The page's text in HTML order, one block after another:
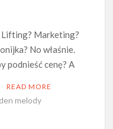
Lifting? Marketing?
No właśnie.
podnieść cenę? A
READ MORE
melody